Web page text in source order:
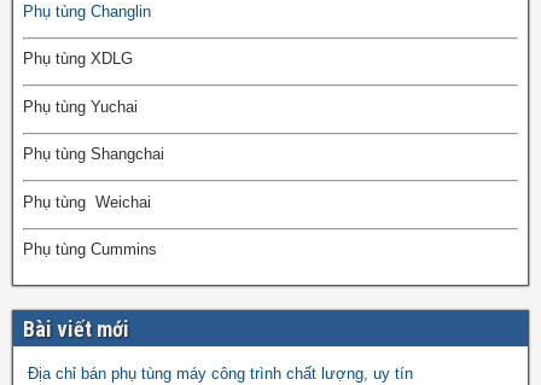
Phụ tùng Changlin
Phụ tùng XDLG
Phụ tùng Yuchai
Phụ tùng Shangchai
Phụ tùng Weichai
Phụ tùng Cummins
Bài viết mới
Địa chỉ bán phụ tùng máy công trình chất lượng, uy tín